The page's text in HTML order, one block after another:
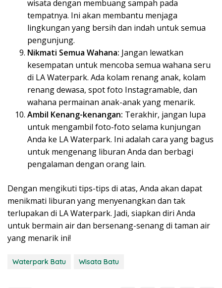
wisata dengan membuang sampah pada
tempatnya. Ini akan membantu menjaga
lingkungan yang bersih dan indah untuk semua
pengunjung.
Nikmati Semua Wahana: Jangan lewatkan
kesempatan untuk mencoba semua wahana seru
di LA Waterpark. Ada kolam renang anak, kolam
renang dewasa, spot foto Instagramable, dan
wahana permainan anak-anak yang menarik.
Ambil Kenang-kenangan: Terakhir, jangan lupa
untuk mengambil foto-foto selama kunjungan
Anda ke LA Waterpark. Ini adalah cara yang bagus
untuk mengenang liburan Anda dan berbagi
pengalaman dengan orang lain.
Dengan mengikuti tips-tips di atas, Anda akan dapat
menikmati liburan yang menyenangkan dan tak
terlupakan di LA Waterpark. Jadi, siapkan diri Anda
untuk bermain air dan bersenang-senang di taman air
yang menarik ini!
Waterpark Batu Wisata Batu